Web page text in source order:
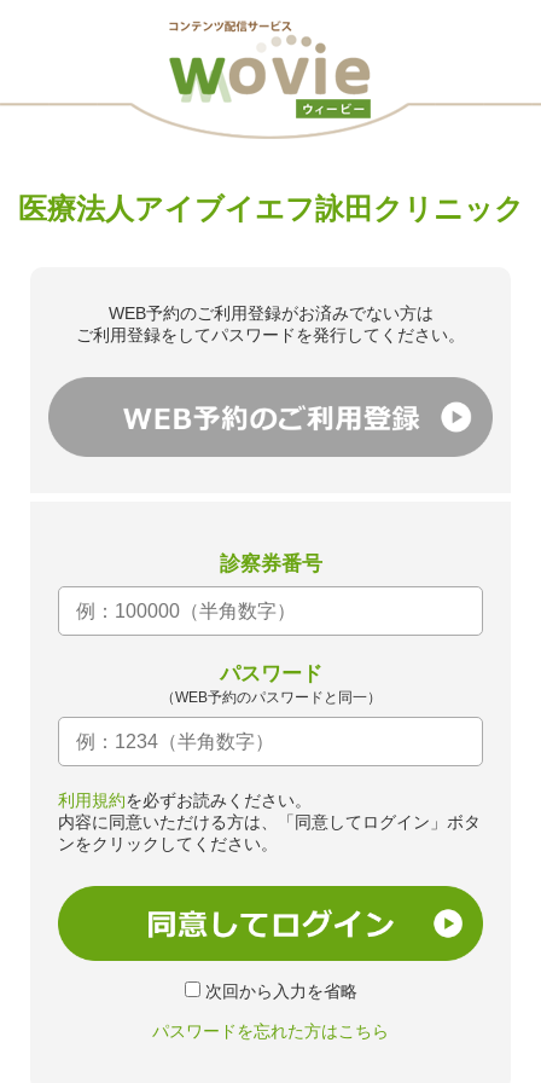
医療法人アイブイエフ詠田クリニック
WEB予約のご利用登録がお済みでない方は
ご利用登録をしてパスワードを発行してください。
診察券番号
パスワード
（WEB予約のパスワードと同一）
利用規約を必ずお読みください。
内容に同意いただける方は、「同意してログイン」ボタ
ンをクリックしてください。
次回から入力を省略
パスワードを忘れた方はこちら